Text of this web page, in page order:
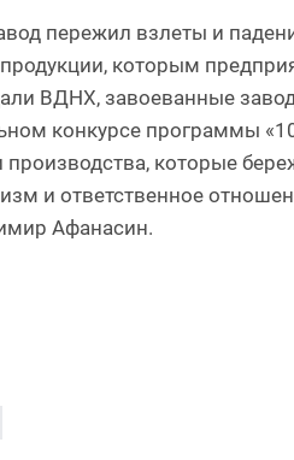
пережил взлеты и
которым
ВДНХ, завоеванные
конкурсе программы
которые
и ответственное
Афанасин.